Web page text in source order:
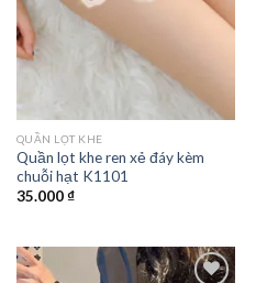
QUẦN LỌT KHE
Quần lọt khe ren xẻ đáy kèm
chuỗi hạt K1101
35.000₫